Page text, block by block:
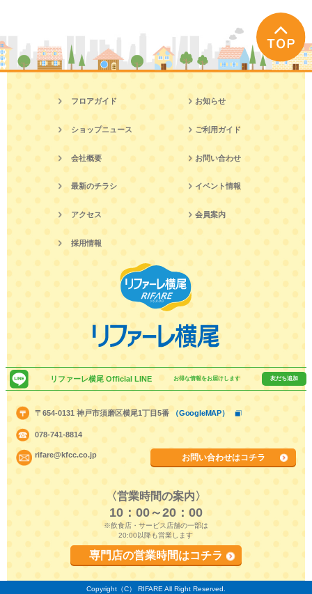
フロアガイド お知らせ
ショップニュース ご利用ガイド
会社概要 お問い合わせ
最新のチラシ イベント情報
アクセス 会員案内
採用情報
リファーレ横尾 Official LINE お得な情報をお届けします 友だち追加
〒654-0131 神戸市須磨区横尾1丁目5番 （GoogleMAP）
078-741-8814
rifare@kfcc.co.jp お問い合わせはコチラ
〈営業時間の案内〉
10：00～20：00
※飲食店・サービス店舗の一部は
20:00以降も営業します
専門店の営業時間はコチラ
Copyright（C） RIFARE All Right Reserved.